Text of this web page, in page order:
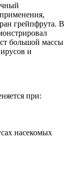
грейпфрута. В
большой массы
и
при:
насекомых